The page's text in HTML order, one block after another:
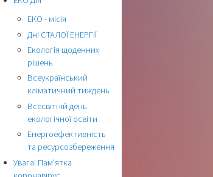
ЕКО - місія
Дні СТАЛОЇ ЕНЕРГІЇ
Екологія щоденних
рішень
Всеукраїнський
кліматичний тиждень
Всесвітній день
екологічної освіти
Енергоефективність
та ресурсозбереження
Увага! Пам'ятка